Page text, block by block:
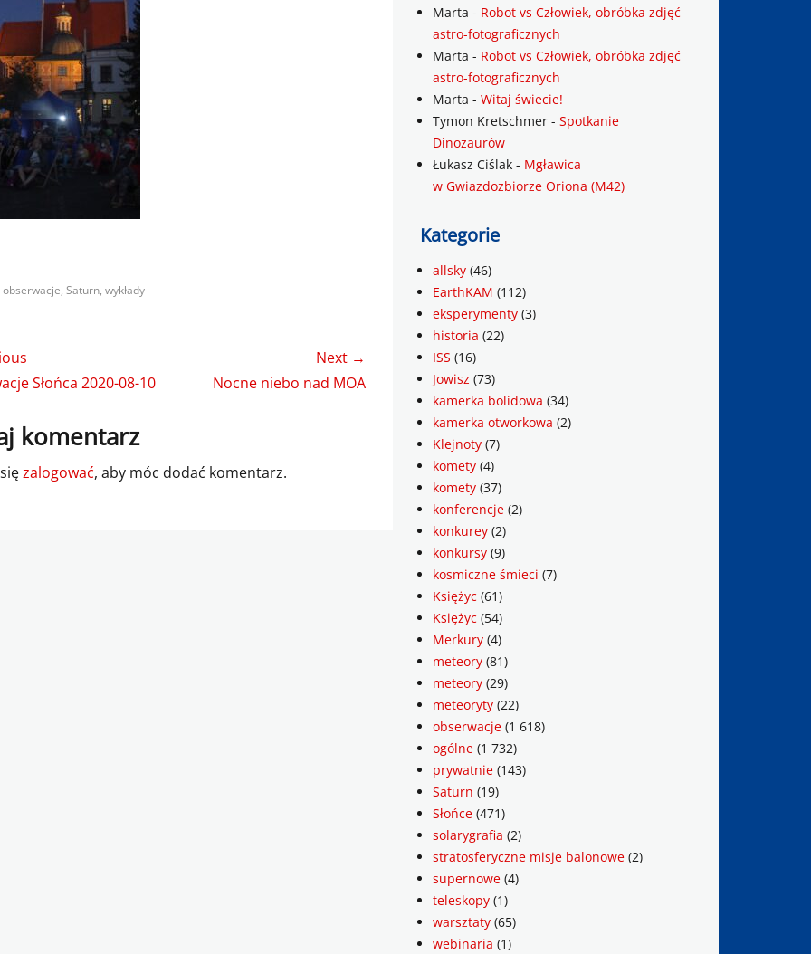
obserwacje, Saturn, wykłady
Słońca 2020-08-10
Next →
Nocne niebo nad MOA
komentarz
zalogować, aby móc dodać komentarz.
Marta - Robot vs Człowiek, obróbka zdjęć
astro-fotograficznych
Marta - Robot vs Człowiek, obróbka zdjęć
astro-fotograficznych
Marta - Witaj świecie!
Tymon Kretschmer - Spotkanie
Dinozaurów
Łukasz Ciślak - Mgławica
w Gwiazdozbiorze Oriona (M42)
Kategorie
allsky (46)
EarthKAM (112)
eksperymenty (3)
historia (22)
ISS (16)
Jowisz (73)
kamerka bolidowa (34)
kamerka otworkowa (2)
Klejnoty (7)
komety (4)
komety (37)
konferencje (2)
konkurey (2)
konkursy (9)
kosmiczne śmieci (7)
Księżyc (61)
Księżyc (54)
Merkury (4)
meteory (81)
meteory (29)
meteoryty (22)
obserwacje (1 618)
ogólne (1 732)
prywatnie (143)
Saturn (19)
Słońce (471)
solarygrafia (2)
stratosferyczne misje balonowe (2)
supernowe (4)
teleskopy (1)
warsztaty (65)
webinaria (1)